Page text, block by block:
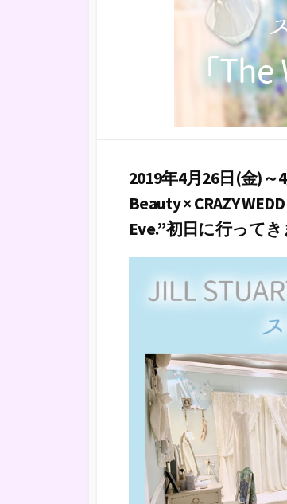
2019年4月26日(金)
Beauty × CRAZY
Eve.”初日に行って